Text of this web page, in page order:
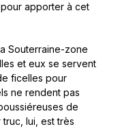
apporter à cet
Souterraine-zone
et eux se servent
ficelles pour
ne rendent pas
de
lui, est très